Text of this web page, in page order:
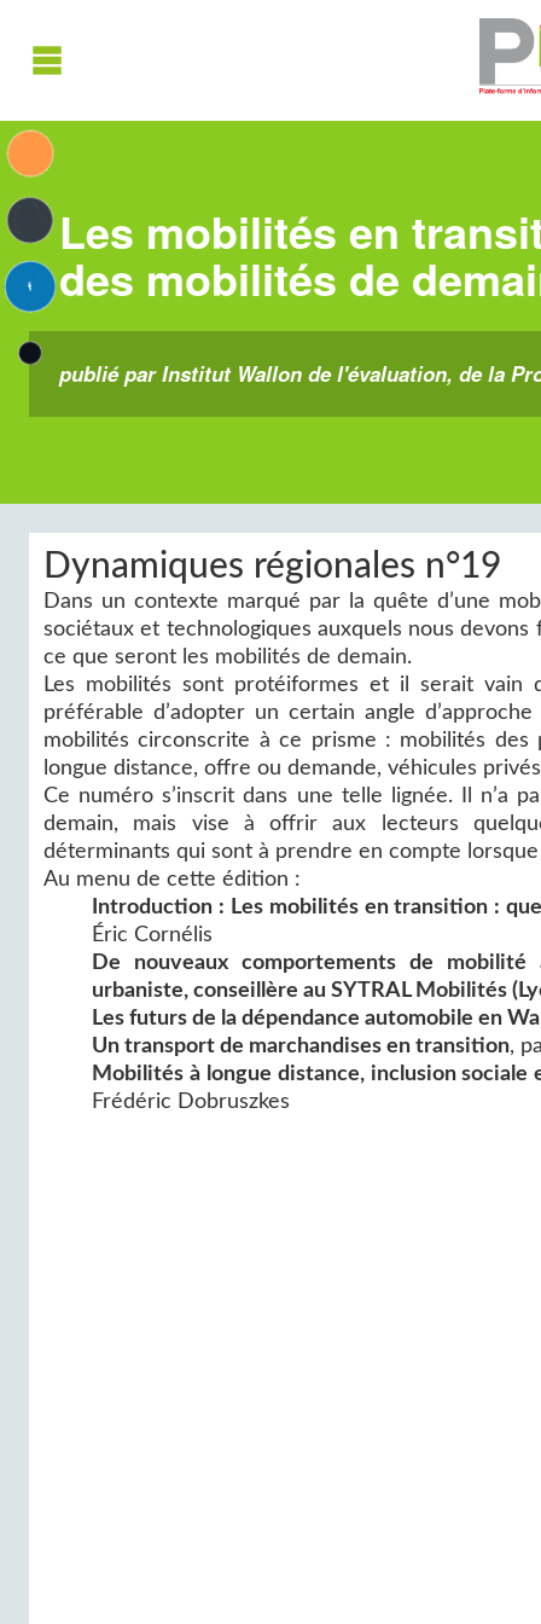
Les mobilités en
des mobilités de
publié par Institut Wallon de l'évaluation, de la
Dynamiques régionales n°19
Dans un contexte marqué par la quête d’une
sociétaux et technologiques auxquels nous
ce que seront les mobilités de demain.
Les mobilités sont protéiformes et il serait vain
préférable d’adopter un certain angle
mobilités circonscrite à ce prisme : mobilités des
longue distance, offre ou demande, véhicules
Ce numéro s’inscrit dans une telle lignée. Il n’a
demain, mais vise à offrir aux lecteurs
déterminants qui sont à prendre en compte
Au menu de cette édition :
Introduction : Les mobilités en transition :
Éric Cornélis
De nouveaux comportements de mobilité
urbaniste, conseillère au SYTRAL Mobilités
Les futurs de la dépendance automobile en
Un transport de marchandises en transition,
Mobilités à longue distance, inclusion
Frédéric Dobruszkes